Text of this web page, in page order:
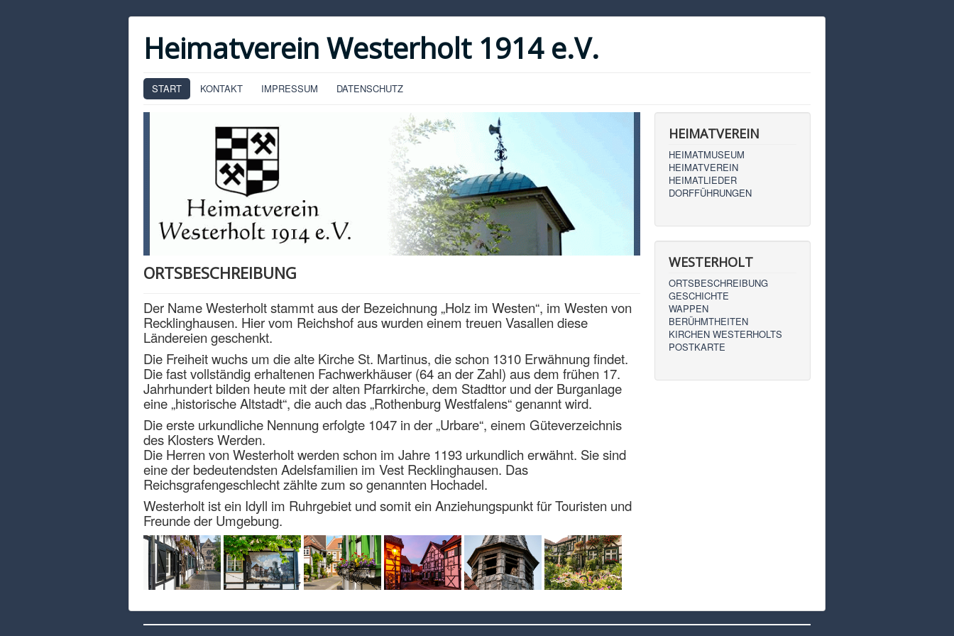
Heimatverein Westerholt 1914 e.V.
START KONTAKT IMPRESSUM DATENSCHUTZ
ORTSBESCHREIBUNG
Der Name Westerholt stammt aus der Bezeichnung „Holz im Westen“, im Westen von
Recklinghausen. Hier vom Reichshof aus wurden einem treuen Vasallen diese
Ländereien geschenkt.
Die Freiheit wuchs um die alte Kirche St. Martinus, die schon 1310 Erwähnung findet.
Die fast vollständig erhaltenen Fachwerkhäuser (64 an der Zahl) aus dem frühen 17.
Jahrhundert bilden heute mit der alten Pfarrkirche, dem Stadttor und der Burganlage
eine „historische Altstadt“, die auch das „Rothenburg Westfalens“ genannt wird.
Die erste urkundliche Nennung erfolgte 1047 in der „Urbare“, einem Güteverzeichnis
des Klosters Werden.
Die Herren von Westerholt werden schon im Jahre 1193 urkundlich erwähnt. Sie sind
eine der bedeutendsten Adelsfamilien im Vest Recklinghausen. Das
Reichsgrafengeschlecht zählte zum so genannten Hochadel.
Westerholt ist ein Idyll im Ruhrgebiet und somit ein Anziehungspunkt für Touristen und
Freunde der Umgebung.
HEIMATVEREIN
HEIMATMUSEUM
HEIMATVEREIN
HEIMATLIEDER
DORFFÜHRUNGEN
WESTERHOLT
ORTSBESCHREIBUNG
GESCHICHTE
WAPPEN
BERÜHMTHEITEN
KIRCHEN WESTERHOLTS
POSTKARTE